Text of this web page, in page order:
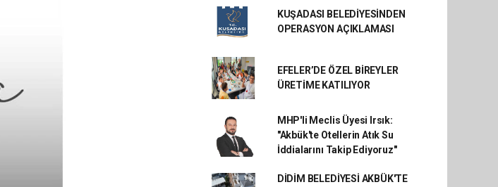
KUŞADASI BELEDİYESİNDEN
OPERASYON AÇIKLAMASI
EFELER’DE ÖZEL BİREYLER
ÜRETİME KATILIYOR
MHP'li Meclis Üyesi Irsık:
"Akbük'te Otellerin Atık Su
İddialarını Takip Ediyoruz"
DİDİM BELEDİYESİ AKBÜK'TE